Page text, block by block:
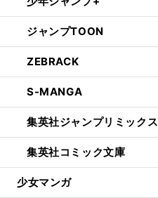
ジャンプTOON
ZEBRACK
S-MANGA
集英社ジャンプリミックス
集英社コミック文庫
少女マンガ